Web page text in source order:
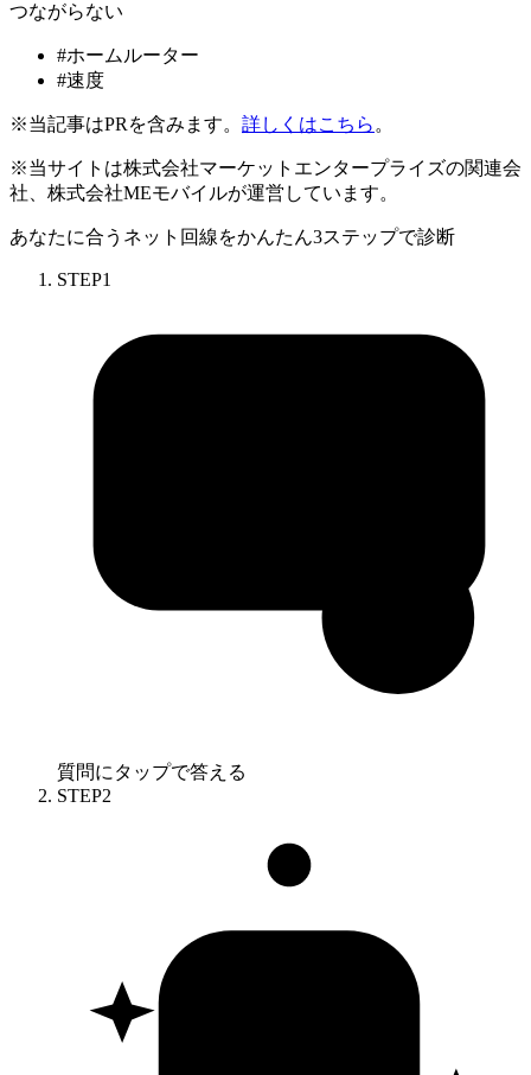
つながらない
#ホームルーター
#速度
※当記事はPRを含みます。 詳しくはこちら。
※当サイトは株式会社マーケットエンタープライズの関連会
社、株式会社MEモバイルが運営しています。
あなたに合うネット回線をかんたん3ステップで診断
STEP1
質問にタップで答える
STEP2